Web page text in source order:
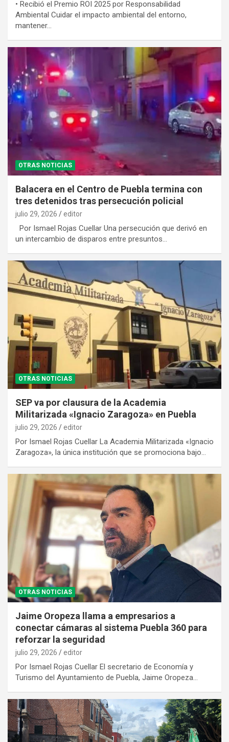
• Recibió el Premio ROI 2025 por Responsabilidad
Ambiental Cuidar el impacto ambiental del entorno,
mantener…
OTRAS NOTICIAS
Balacera en el Centro de Puebla termina con
tres detenidos tras persecución policial
julio 29, 2026 editor
Por Ismael Rojas Cuellar Una persecución que derivó en
un intercambio de disparos entre presuntos…
OTRAS NOTICIAS
SEP va por clausura de la Academia
Militarizada «Ignacio Zaragoza» en Puebla
julio 29, 2026 editor
Por Ismael Rojas Cuellar La Academia Militarizada «Ignacio
Zaragoza», la única institución que se promociona bajo…
OTRAS NOTICIAS
Jaime Oropeza llama a empresarios a
conectar cámaras al sistema Puebla 360 para
reforzar la seguridad
julio 29, 2026 editor
Por Ismael Rojas Cuellar El secretario de Economía y
Turismo del Ayuntamiento de Puebla, Jaime Oropeza…